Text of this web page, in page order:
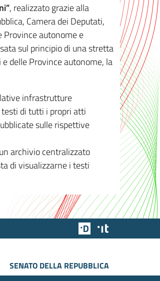
, realizzato grazie alla
Camera dei Deputati,
Province autonome e
sul principio di una stretta
delle Province autonome, la
infrastrutture
di tutti i propri atti
sulle rispettive
archivio centralizzato
di visualizzarne i testi
Team Digitale
SENATO DELLA REPUBBLICA